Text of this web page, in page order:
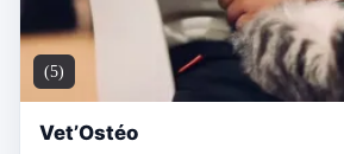
(5)
Vet’Ostéo